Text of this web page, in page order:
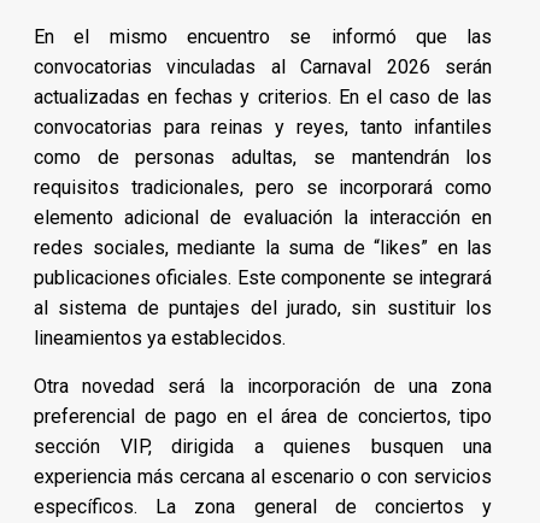
En el mismo encuentro se informó que las
convocatorias vinculadas al Carnaval 2026 serán
actualizadas en fechas y criterios. En el caso de las
convocatorias para reinas y reyes, tanto infantiles
como de personas adultas, se mantendrán los
requisitos tradicionales, pero se incorporará como
elemento adicional de evaluación la interacción en
redes sociales, mediante la suma de “likes” en las
publicaciones oficiales. Este componente se integrará
al sistema de puntajes del jurado, sin sustituir los
lineamientos ya establecidos.
Otra novedad será la incorporación de una zona
preferencial de pago en el área de conciertos, tipo
sección VIP, dirigida a quienes busquen una
experiencia más cercana al escenario o con servicios
específicos. La zona general de conciertos y